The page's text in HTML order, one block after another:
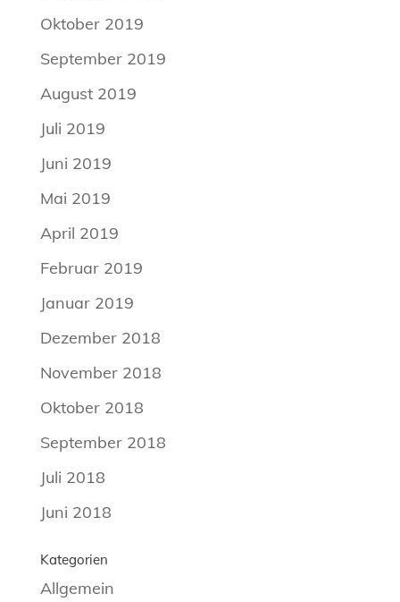
Oktober 2019
September 2019
August 2019
Juli 2019
Juni 2019
Mai 2019
April 2019
Februar 2019
Januar 2019
Dezember 2018
November 2018
Oktober 2018
September 2018
Juli 2018
Juni 2018
Kategorien
Allgemein